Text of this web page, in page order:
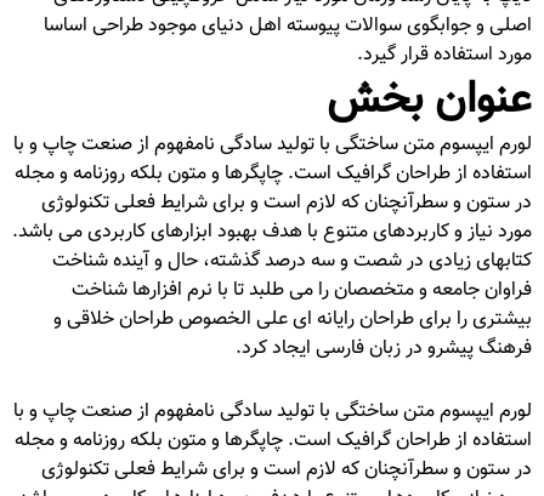
اصلی و جوابگوی سوالات پیوسته اهل دنیای موجود طراحی اساسا
مورد استفاده قرار گیرد.
عنوان بخش
لورم ایپسوم متن ساختگی با تولید سادگی نامفهوم از صنعت چاپ و با
استفاده از طراحان گرافیک است. چاپگرها و متون بلکه روزنامه و مجله
در ستون و سطرآنچنان که لازم است و برای شرایط فعلی تکنولوژی
مورد نیاز و کاربردهای متنوع با هدف بهبود ابزارهای کاربردی می باشد.
کتابهای زیادی در شصت و سه درصد گذشته، حال و آینده شناخت
فراوان جامعه و متخصصان را می طلبد تا با نرم افزارها شناخت
بیشتری را برای طراحان رایانه ای علی الخصوص طراحان خلاقی و
فرهنگ پیشرو در زبان فارسی ایجاد کرد.
لورم ایپسوم متن ساختگی با تولید سادگی نامفهوم از صنعت چاپ و با
استفاده از طراحان گرافیک است. چاپگرها و متون بلکه روزنامه و مجله
در ستون و سطرآنچنان که لازم است و برای شرایط فعلی تکنولوژی